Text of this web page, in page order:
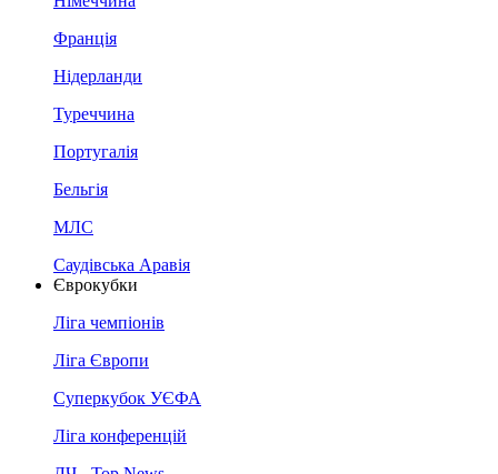
Франція
Нідерланди
Туреччина
Португалія
Бельгія
МЛС
Саудівська Аравія
Єврокубки
Ліга чемпіонів
Ліга Європи
Суперкубок УЄФА
Ліга конференцій